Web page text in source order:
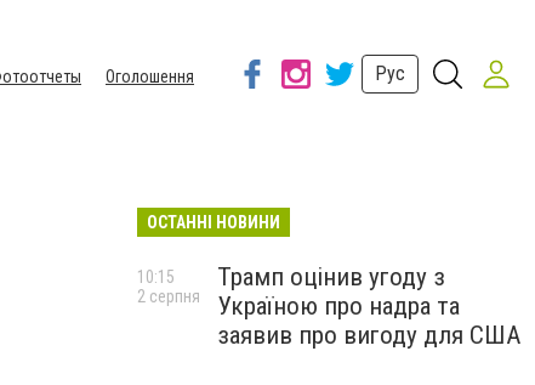
Оголошення
Рус
ОСТАННІ НОВИНИ
Трамп оцінив угоду з
Україною про надра та
заявив про вигоду для США
10:15
2 серпня